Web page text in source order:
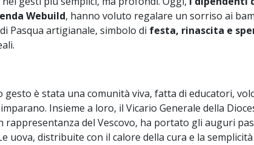
Webuild, hanno voluto regalare un sorriso ai
Pasqua artigianale, simbolo di festa, rinascita e
gesto è stata una comunità viva, fatta di educatori,
Insieme a loro, il Vicario Generale della
rappresentanza del Vescovo, ha portato gli auguri
uova, distribuite con il calore della cura e la